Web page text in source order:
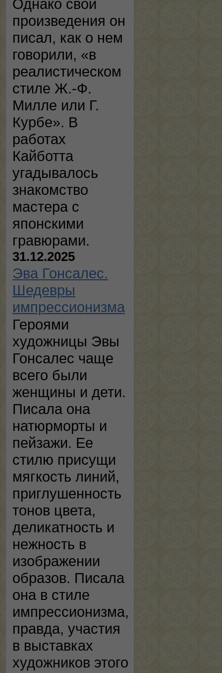
Однако свои
произведения он
писал, как о нем
говорили, «в
реалистическом
стиле Ж.-Ф.
Милле или Г.
Курбе». В
работах
Кайботта
угадывалось
знакомство
мастера с
японскими
гравюрами.
31.12.2025
Эва Гонсалес.
Шедевры
импрессионизма
Героями
художницы Эвы
Гонсалес чаще
всего были
женщины и дети.
Писала она
натюрморты и
пейзажи. Ее
стилю присущи
мягкость линий,
приглушенность
тонов цвета,
деликатность и
нежность в
изображении
образов. Писала
она в стиле
импрессионизма,
правда, участия
в выставках
художников этого